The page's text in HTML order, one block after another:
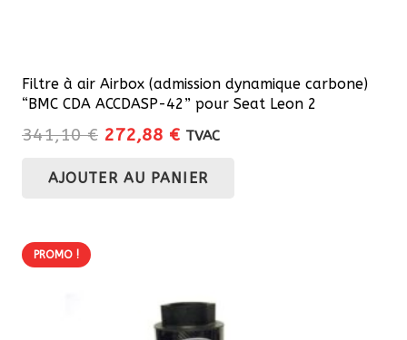
Filtre à air Airbox (admission dynamique carbone)
“BMC CDA ACCDASP-42” pour Seat Leon 2
341,10€ Le
initial
272,88 €Le
actuel
TVAC
AJOUTER AU PANIER
PROMO !